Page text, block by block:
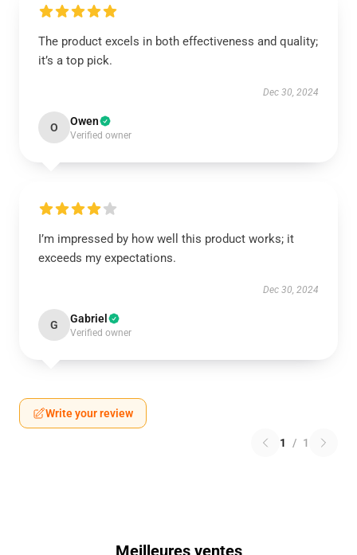
The product excels in both effectiveness and quality;
it’s a top pick.
Dec 30, 2024
O Owen
Verified owner
I’m impressed by how well this product works; it
exceeds my expectations.
Dec 30, 2024
G Gabriel
Verified owner
Write your review
1 / 1
Meilleures ventes